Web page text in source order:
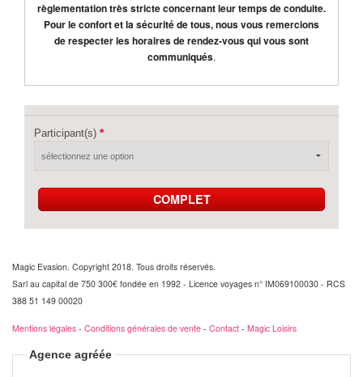
règlementation très stricte concernant leur temps de conduite.
Pour le confort et la sécurité de tous, nous vous remercions
de respecter les horaires de rendez-vous qui vous sont
communiqués.
Participant(s)
COMPLET
Magic Evasion. Copyright 2018. Tous droits réservés.
Sarl au capital de 750 300€ fondée en 1992 - Licence voyages n° IM069100030 - RCS
388 51 149 00020
Mentions légales - Conditions générales de vente - Contact - Magic Loisirs
Agence agréée